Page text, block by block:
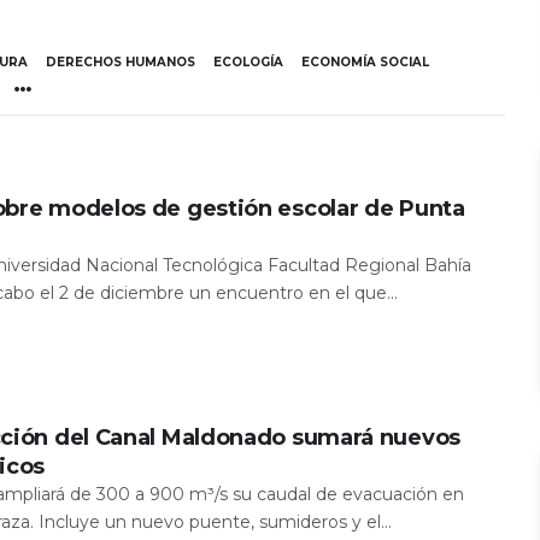
DERECHOS HUMANOS ECOLOGÍA ECONOMÍA SOCIAL
modelos de gestión escolar de Punta
Nacional Tecnológica Facultad Regional Bahía
el 2 de diciembre un encuentro en el que...
del Canal Maldonado sumará nuevos
de 300 a 900 m³/s su caudal de evacuación en
Incluye un nuevo puente, sumideros y el...